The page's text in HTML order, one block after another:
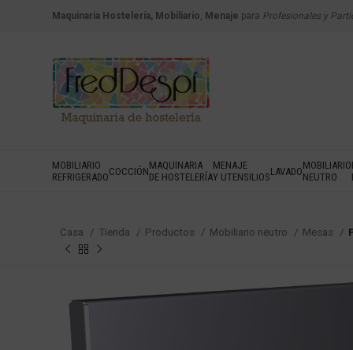
Maquinaria Hostelería, Mobiliario, Menaje para Profesionales y
MOBILIARIO
REFRIGERADOCOCCIÓNMAQUINARIA
DE HOSTELERÍA
MENAJE
Y UTENSILIOSLAVADOMOBILIARIO
NEUTRO
Casa Tienda Productos Mobiliario neutro Mesas